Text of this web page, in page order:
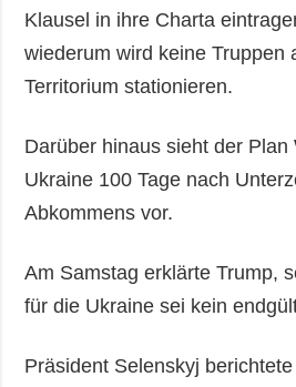
Klausel in ihre Charta
wiederum wird keine Truppen
Territorium stationieren.
Darüber hinaus sieht der Plan
Ukraine 100 Tage nach
Abkommens vor.
Am Samstag erklärte Trump,
für die Ukraine sei kein
Präsident Selenskyj